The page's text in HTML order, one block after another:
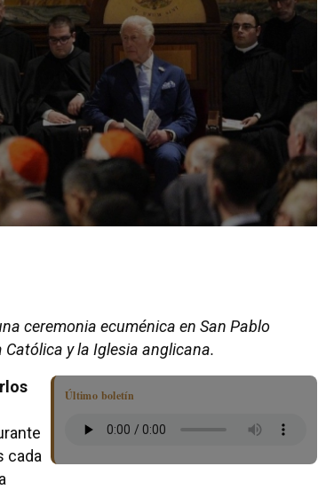
ceremonia ecuménica en San Pablo
y la Iglesia anglicana.
Último boletín
cada